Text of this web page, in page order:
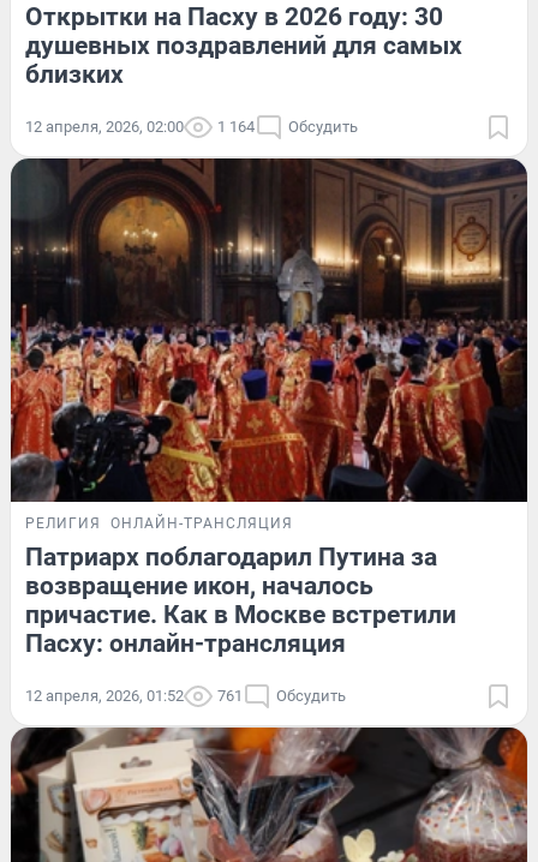
Открытки на Пасху в 2026 году: 30
душевных поздравлений для самых
близких
12 апреля, 2026, 02:00 1 164 Обсудить
РЕЛИГИЯ ОНЛАЙН-ТРАНСЛЯЦИЯ
Патриарх поблагодарил Путина за
возвращение икон, началось
причастие. Как в Москве встретили
Пасху: онлайн-трансляция
12 апреля, 2026, 01:52 761 Обсудить